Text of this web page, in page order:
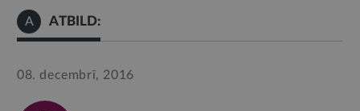
A ATBILD:
08. decembrī, 2016